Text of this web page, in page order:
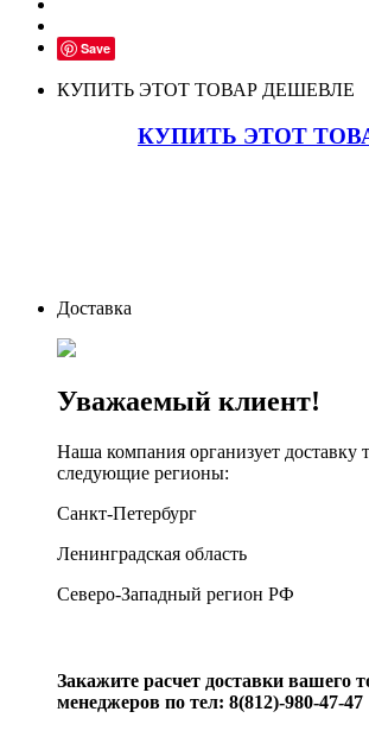
Save
КУПИТЬ ЭТОТ ТОВАР ДЕШЕВЛЕ
КУПИТЬ ЭТОТ
Доставка
Уважаемый клиент!
Наша компания организует доставку
следующие регионы:
Санкт-Петербург
Ленинградская область
Северо-Западный регион РФ
Закажите расчет доставки вашего
менеджеров по тел: 8(812)-980-47-47